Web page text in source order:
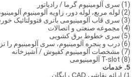
(1) سری آلومینیوم گرما / رادیاتور
(2) لوله مربع، لوله دور، زاویه آلومینیوم آلومینیوم و سری آلومینیوم نوار
(3) سری قاب آلومینیومی باتری فتوولتائیک خورشیدی
(4) مجموعه صنعتی و اتصالات
(5) سری خطوط برق کشویی
(6) درب و پنجره آلومینیوم، سری آلومینیوم را تزئین کنید
(7) مشخصات آلومینیوم کفپوش / آشپزخانه
(8) T-slot آلومینیومی
5. خدمات
1) ارائه نقاشی CAD رایگان